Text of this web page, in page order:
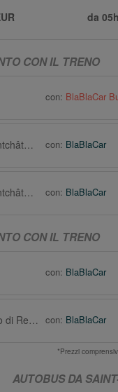
da
CON IL TRENO
con: BlaBlaCar
Saint-Nazaire via Pontchâteau con: BlaBlaCar
Saint-Nazaire via Pontchâteau con: BlaBlaCar
CON IL TRENO
con: BlaBlaCar
Rennes via Aeroporto di Rennes (RNS) con: BlaBlaCar
*Prezzi
AUTOBUS DA